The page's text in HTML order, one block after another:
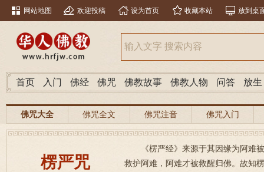
网站地图 欢迎投稿 设为首页 收藏本站 放到桌
首页 入门 佛经 佛咒 佛教故事 佛教人物 问答 放生
佛咒大全 佛咒全文 佛咒注音 佛咒入门
楞严咒
《楞严经》来源于其因缘为阿难
救护阿难，阿难才被救醒归佛。故知